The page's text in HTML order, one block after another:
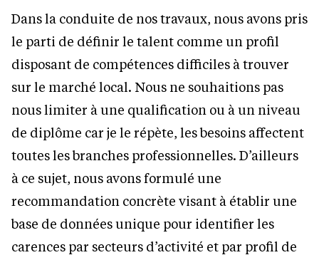
Dans la conduite de nos travaux, nous avons pris
le parti de définir le talent comme un profil
disposant de compétences difficiles à trouver
sur le marché local. Nous ne souhaitions pas
nous limiter à une qualification ou à un niveau
de diplôme car je le répète, les besoins affectent
toutes les branches professionnelles. D’ailleurs
à ce sujet, nous avons formulé une
recommandation concrète visant à établir une
base de données unique pour identifier les
carences par secteurs d’activité et par profil de